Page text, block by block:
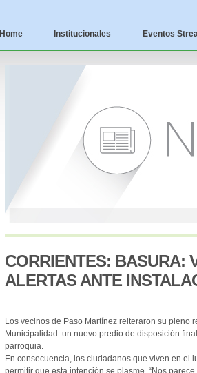
Home Institucionales Eventos
CORRIENTES: BASURA:
ALERTAS ANTE
Los vecinos de Paso Martínez reiteraron su pleno
Municipalidad: un nuevo predio de disposición
parroquia.
En consecuencia, los ciudadanos que viven en el
permitir que esta intención se plasme. “Nos